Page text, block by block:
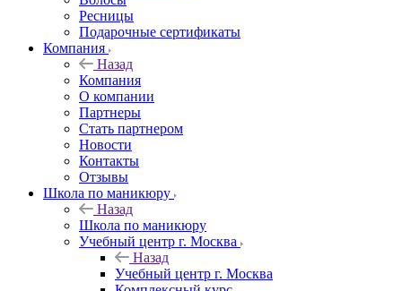
Ресницы
Подарочные сертификаты
Компания
Назад
Компания
О компании
Партнеры
Стать партнером
Новости
Контакты
Отзывы
Школа по маникюру
Назад
Школа по маникюру
Учебный центр г. Москва
Назад
Учебный центр г. Москва